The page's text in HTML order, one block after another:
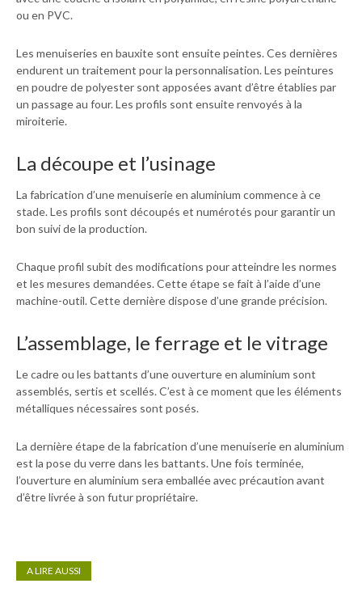
ou en PVC.
Les menuiseries en bauxite sont ensuite peintes. Ces dernières
endurent un traitement pour la personnalisation. Les peintures
en poudre de polyester sont apposées avant d’être établies par
un passage au four. Les profils sont ensuite renvoyés à la
miroiterie.
La découpe et l’usinage
La fabrication d’une menuiserie en aluminium commence à ce
stade. Les profils sont découpés et numérotés pour garantir un
bon suivi de la production.
Chaque profil subit des modifications pour atteindre les normes
et les mesures demandées. Cette étape se fait à l’aide d’une
machine-outil. Cette dernière dispose d’une grande précision.
L’assemblage, le ferrage et le vitrage
Le cadre ou les battants d’une ouverture en aluminium sont
assemblés, sertis et scellés. C’est à ce moment que les éléments
métalliques nécessaires sont posés.
La dernière étape de la fabrication d’une menuiserie en aluminium
est la pose du verre dans les battants. Une fois terminée,
l’ouverture en aluminium sera emballée avec précaution avant
d’être livrée à son futur propriétaire.
A LIRE AUSSI